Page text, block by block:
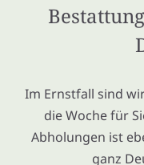
Im Ernstfall sind
die Woche für
Abholungen ist
ganz